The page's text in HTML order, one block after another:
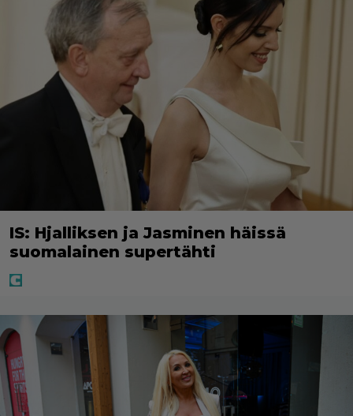
IS: Hjalliksen ja Jasminen häissä
suomalainen supertähti